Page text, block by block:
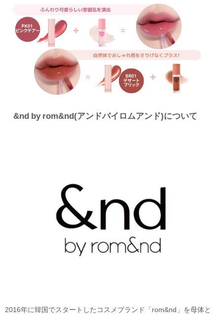
&nd by rom&nd(アンドバイロムアンド)について
2016年に韓国でスタートしたコスメブランド「rom&nd」を母体と